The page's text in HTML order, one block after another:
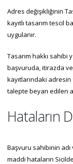
Adres değişikliğinin
kayıtlı tasarım tescil
uygulanır.
Tasarım hakkı sahibi
başvuruda, itirazda
kayıtlarındaki
talepte beyan edilen
Hataların
Başvuru sahibinin
maddi hataların